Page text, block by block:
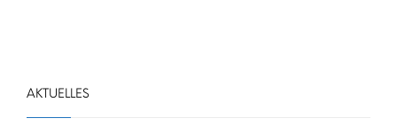
AKTUELLES